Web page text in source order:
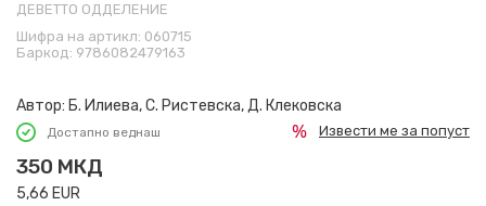
ДЕВЕТТО ОДДЕЛЕНИЕ
Шифра на артикл: 060715
Баркод: 9786082479163
Автор: Б. Илиева, С. Ристевска, Д. Клековска
Достапно веднаш
350 МКД
5,66 EUR
Извести ме за попуст